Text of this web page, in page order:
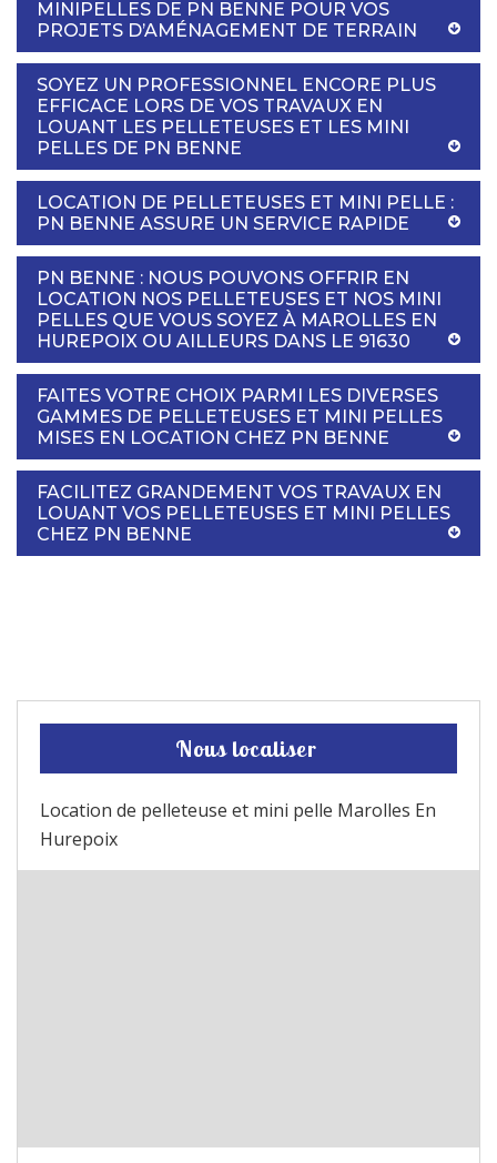
MINIPELLES DE PN BENNE POUR VOS
PROJETS D’AMÉNAGEMENT DE TERRAIN
SOYEZ UN PROFESSIONNEL ENCORE PLUS
EFFICACE LORS DE VOS TRAVAUX EN
LOUANT LES PELLETEUSES ET LES MINI
PELLES DE PN BENNE
LOCATION DE PELLETEUSES ET MINI PELLE :
PN BENNE ASSURE UN SERVICE RAPIDE
PN BENNE : NOUS POUVONS OFFRIR EN
LOCATION NOS PELLETEUSES ET NOS MINI
PELLES QUE VOUS SOYEZ À MAROLLES EN
HUREPOIX OU AILLEURS DANS LE 91630
FAITES VOTRE CHOIX PARMI LES DIVERSES
GAMMES DE PELLETEUSES ET MINI PELLES
MISES EN LOCATION CHEZ PN BENNE
FACILITEZ GRANDEMENT VOS TRAVAUX EN
LOUANT VOS PELLETEUSES ET MINI PELLES
CHEZ PN BENNE
Nous localiser
Location de pelleteuse et mini pelle Marolles En
Hurepoix